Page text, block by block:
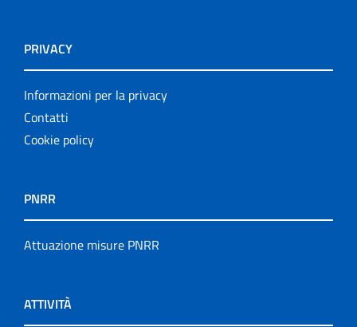
PRIVACY
Informazioni per la privacy
Contatti
Cookie policy
PNRR
Attuazione misure PNRR
ATTIVITÀ